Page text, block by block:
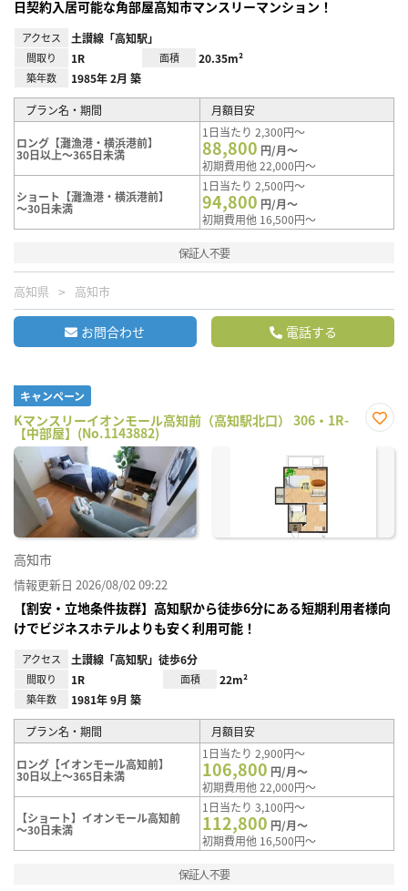
日契約入居可能な角部屋高知市マンスリーマンション！
アクセス 土讃線「高知駅」
間取り 1R 面積 20.35m²
築年数 1985年 2月 築
プラン名・期間 月額目安
ロング【灘漁港・横浜港前】
30日以上～365日未満
1日当たり 2,300円～
88,800 円/月～
初期費用他 22,000円～
ショート【灘漁港・横浜港前】
～30日未満
1日当たり 2,500円～
94,800 円/月～
初期費用他 16,500円～
保証人不要
高知県 高知市
お問合わせ 電話する
キャンペーン
Kマンスリーイオンモール高知前（高知駅北口） 306・1R-
【中部屋】(No.1143882)
に入
高知市
情報更新日 2026/08/02 09:22
【割安・立地条件抜群】高知駅から徒歩6分にある短期利用者様向
けでビジネスホテルよりも安く利用可能！
アクセス 土讃線「高知駅」徒歩6分
間取り 1R 面積 22m²
築年数 1981年 9月 築
プラン名・期間 月額目安
ロング【イオンモール高知前】
30日以上～365日未満
1日当たり 2,900円～
106,800 円/月～
初期費用他 22,000円～
【ショート】イオンモール高知前
～30日未満
1日当たり 3,100円～
112,800 円/月～
初期費用他 16,500円～
保証人不要